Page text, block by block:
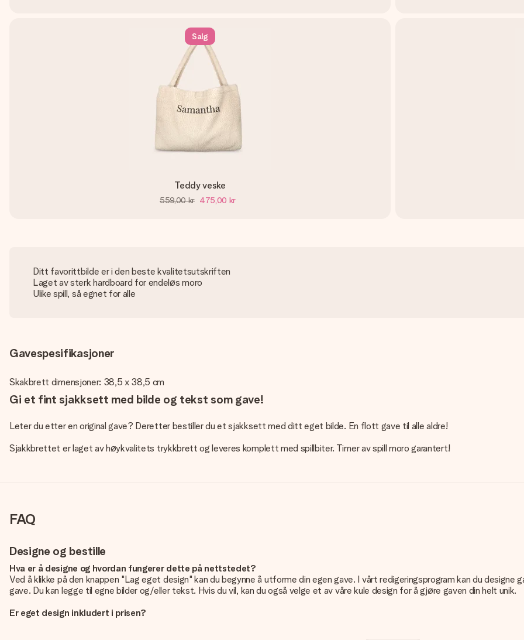
Salg
Teddy veske
559,00 kr 475,00 kr
Ditt favorittbilde er i den beste kvalitetsutskriften
Laget av sterk hardboard for endeløs moro
Ulike spill, så egnet for alle
Gavespesifikasjoner
Skakbrett dimensjoner: 38,5 x 38,5 cm
Gi et fint sjakksett med bilde og tekst som gave!
Leter du etter en original gave? Deretter bestiller du et sjakksett med ditt eget bilde. En flott gave til alle aldre!
Sjakkbrettet er laget av høykvalitets trykkbrett og leveres komplett med spillbiter. Timer av spill moro garantert!
FAQ
Designe og bestille
Hva er å designe og hvordan fungerer dette på nettstedet?
Ved å klikke på den knappen "Lag eget design" kan du begynne å utforme din egen gave. I vårt redigeringsprogram kan du designe
gave. Du kan legge til egne bilder og/eller tekst. Hvis du vil, kan du også velge et av våre kule design for å gjøre gaven din helt unik.
Er eget design inkludert i prisen?